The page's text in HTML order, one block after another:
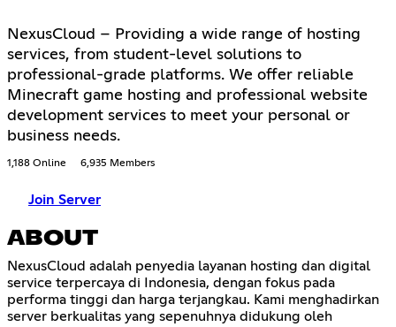
NexusCloud – Providing a wide range of hosting
services, from student-level solutions to
professional-grade platforms. We offer reliable
Minecraft game hosting and professional website
development services to meet your personal or
business needs.
1,188 Online 6,935 Members
Join Server
ABOUT
NexusCloud adalah penyedia layanan hosting dan digital
service terpercaya di Indonesia, dengan fokus pada
performa tinggi dan harga terjangkau. Kami menghadirkan
server berkualitas yang sepenuhnya didukung oleh